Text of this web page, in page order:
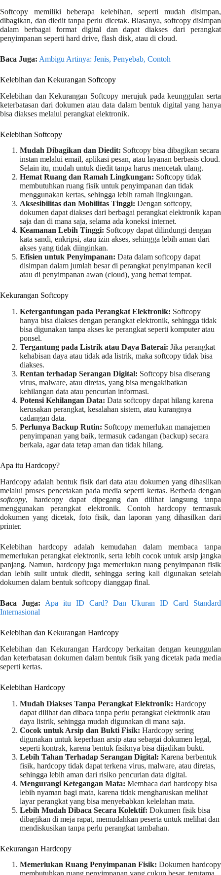
Softcopy memiliki beberapa kelebihan, seperti mudah disimpan,
dibagikan, dan diedit tanpa perlu dicetak. Biasanya, softcopy disimpan
dalam berbagai format digital dan dapat diakses dari perangkat
penyimpanan seperti hard drive, flash disk, atau di cloud.
Baca Juga: Ambigu Artinya: Jenis, Penyebab, Contoh
Kelebihan dan Kekurangan Softcopy
Kelebihan dan Kekurangan Softcopy merujuk pada keunggulan serta
keterbatasan dari dokumen atau data dalam bentuk digital yang hanya
bisa diakses melalui perangkat elektronik.
Kelebihan Softcopy
Mudah Dibagikan dan Diedit: Softcopy bisa dibagikan secara
instan melalui email, aplikasi pesan, atau layanan berbasis cloud.
Selain itu, mudah untuk diedit tanpa harus mencetak ulang.
Hemat Ruang dan Ramah Lingkungan: Softcopy tidak
membutuhkan ruang fisik untuk penyimpanan dan tidak
menggunakan kertas, sehingga lebih ramah lingkungan.
Aksesibilitas dan Mobilitas Tinggi: Dengan softcopy,
dokumen dapat diakses dari berbagai perangkat elektronik kapan
saja dan di mana saja, selama ada koneksi internet.
Keamanan Lebih Tinggi: Softcopy dapat dilindungi dengan
kata sandi, enkripsi, atau izin akses, sehingga lebih aman dari
akses yang tidak diinginkan.
Efisien untuk Penyimpanan: Data dalam softcopy dapat
disimpan dalam jumlah besar di perangkat penyimpanan kecil
atau di penyimpanan awan (cloud), yang hemat tempat.
Kekurangan Softcopy
Ketergantungan pada Perangkat Elektronik: Softcopy
hanya bisa diakses dengan perangkat elektronik, sehingga tidak
bisa digunakan tanpa akses ke perangkat seperti komputer atau
ponsel.
Tergantung pada Listrik atau Daya Baterai: Jika perangkat
kehabisan daya atau tidak ada listrik, maka softcopy tidak bisa
diakses.
Rentan terhadap Serangan Digital: Softcopy bisa diserang
virus, malware, atau diretas, yang bisa mengakibatkan
kehilangan data atau pencurian informasi.
Potensi Kehilangan Data: Data softcopy dapat hilang karena
kerusakan perangkat, kesalahan sistem, atau kurangnya
cadangan data.
Perlunya Backup Rutin: Softcopy memerlukan manajemen
penyimpanan yang baik, termasuk cadangan (backup) secara
berkala, agar data tetap aman dan tidak hilang.
Apa itu Hardcopy?
Hardcopy adalah bentuk fisik dari data atau dokumen yang dihasilkan
melalui proses pencetakan pada media seperti kertas. Berbeda dengan
softcopy, hardcopy dapat dipegang dan dilihat langsung tanpa
menggunakan perangkat elektronik. Contoh hardcopy termasuk
dokumen yang dicetak, foto fisik, dan laporan yang dihasilkan dari
printer.
Kelebihan hardcopy adalah kemudahan dalam membaca tanpa
memerlukan perangkat elektronik, serta lebih cocok untuk arsip jangka
panjang. Namun, hardcopy juga memerlukan ruang penyimpanan fisik
dan lebih sulit untuk diedit, sehingga sering kali digunakan setelah
dokumen dalam bentuk softcopy dianggap final.
Baca Juga:
Apa itu ID Card? Dan Ukuran ID Card Standard
Internasional
Kelebihan dan Kekurangan Hardcopy
Kelebihan dan Kekurangan Hardcopy berkaitan dengan keunggulan
dan keterbatasan dokumen dalam bentuk fisik yang dicetak pada media
seperti kertas.
Kelebihan Hardcopy
Mudah Diakses Tanpa Perangkat Elektronik: Hardcopy
dapat dilihat dan dibaca tanpa perlu perangkat elektronik atau
daya listrik, sehingga mudah digunakan di mana saja.
Cocok untuk Arsip dan Bukti Fisik: Hardcopy sering
digunakan untuk keperluan arsip atau sebagai dokumen legal,
seperti kontrak, karena bentuk fisiknya bisa dijadikan bukti.
Lebih Tahan Terhadap Serangan Digital: Karena berbentuk
fisik, hardcopy tidak dapat terkena virus, malware, atau diretas,
sehingga lebih aman dari risiko pencurian data digital.
Mengurangi Ketegangan Mata: Membaca dari hardcopy bisa
lebih nyaman bagi mata, karena tidak mengharuskan melihat
layar perangkat yang bisa menyebabkan kelelahan mata.
Lebih Mudah Dibaca Secara Kolektif: Dokumen fisik bisa
dibagikan di meja rapat, memudahkan peserta untuk melihat dan
mendiskusikan tanpa perlu perangkat tambahan.
Kekurangan Hardcopy
Memerlukan Ruang Penyimpanan Fisik: Dokumen hardcopy